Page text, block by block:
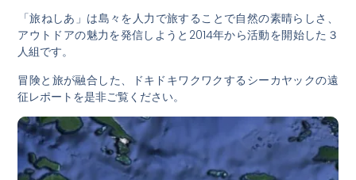
​「旅ねしあ」は島々を人力で旅することで自然の素晴らしさ、
アウトドアの魅力を発信しようと2014年から活動を開始した３
人組です。
冒険と旅が融合した、ドキドキワクワクするシーカヤックの遠
征レポートを是非ご覧ください。